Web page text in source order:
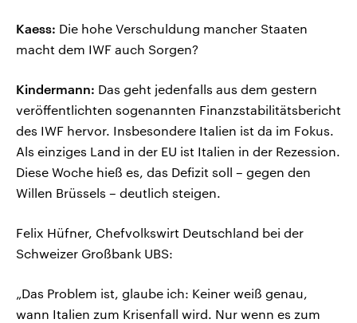
Kaess: Die hohe Verschuldung mancher Staaten
macht dem IWF auch Sorgen?
Kindermann: Das geht jedenfalls aus dem gestern
veröffentlichten sogenannten Finanzstabilitätsbericht
des IWF hervor. Insbesondere Italien ist da im Fokus.
Als einziges Land in der EU ist Italien in der Rezession.
Diese Woche hieß es, das Defizit soll – gegen den
Willen Brüssels – deutlich steigen.
Felix Hüfner, Chefvolkswirt Deutschland bei der
Schweizer Großbank UBS:
„Das Problem ist, glaube ich: Keiner weiß genau,
wann Italien zum Krisenfall wird. Nur wenn es zum